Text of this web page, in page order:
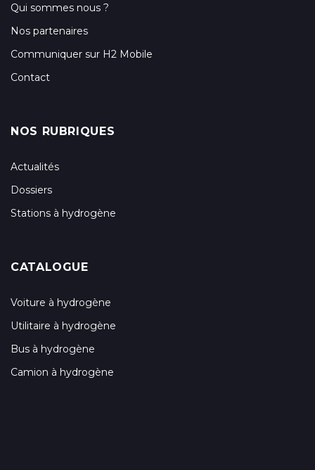
Qui sommes nous ?
Nos partenaires
Communiquer sur H2 Mobile
Contact
NOS RUBRIQUES
Actualités
Dossiers
Stations à hydrogène
CATALOGUE
Voiture à hydrogène
Utilitaire à hydrogène
Bus à hydrogène
Camion à hydrogène